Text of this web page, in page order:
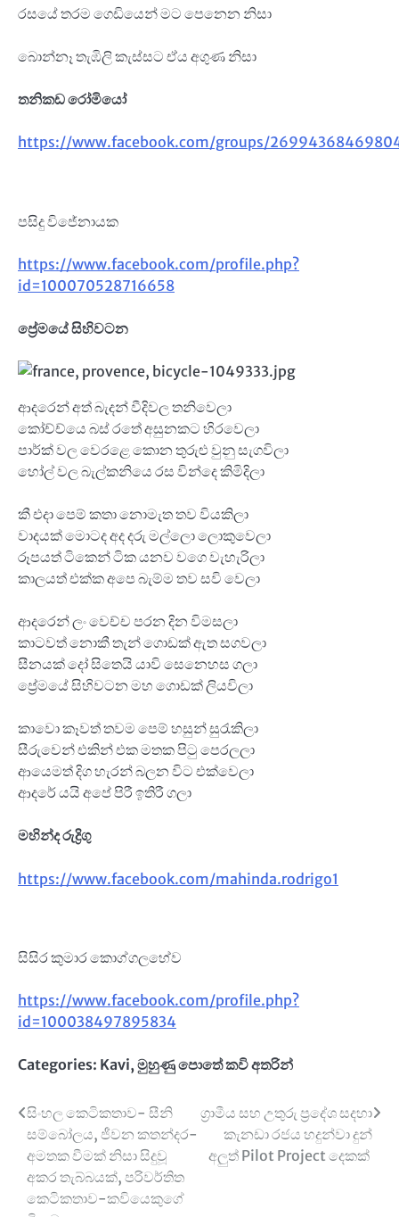
රසයේ තරම ගෙඩියෙන් මට පෙනෙන නිසා
බොන්නෑ තැඹිලි කැස්සට ඒය අගුණ නිසා
තනිකඩ රෝමියෝ
https://www.facebook.com/groups/
පසිදු විජේනායක
https://www.facebook.com/profile.php?
id=100070528716658
ප්‍රේමයේ සිහිවටන
ආදරෙන් අත් බැදන් වීදිවල තනිවෙලා
කෝච්ච්යෙ බස් රතේ අසුනකට හිරවෙලා
පාර්ක් වල වෙරළෙ කොන තුරුළු වුනු සැගවිලා
හෝල් වල බැල්කනියෙ රස වින්දෙ කිමිදිලා
කී එදා පෙම් කතා නොමැත තව වියකිලා
වාදයක් මොටද අද දරු මල්ලො ලොකුවෙලා
රූපයත් ටිකෙන් ටික යනව වගෙ වැහැරිලා
කාලයත් එක්ක අපෙ බැම්ම තව සවි වෙලා
ආදරෙන් ලං වෙච්ච පරන දින විමසලා
කාටවත් නොකී තැන් ගොඩක් ඇත සගවලා
සීනයක් දෝ සිතෙයි යාවි සෙනෙහස ගලා
ප්‍රේමයේ සිහිවටන මහ ගොඩක් ලියවිලා
කාවො කෑවත් තවම පෙම් හසුන් සුරැකිලා
සීරුවෙන් එකින් එක මතක පිටු පෙරලලා
ආයෙමත් දිග හැරන් බලන විට එක්වෙලා
ආදරේ යයි අපේ පිරී ඉතිරී ගලා
මහින්ද රුද්‍රිගු
https://www.facebook.com/mahinda.rodrigo1
සිසිර කුමාර කොග්ගලහේව
https://www.facebook.com/profile.php?
id=100038497895834
Categories: Kavi, මුහුණු පොතේ කවි අතරින්
Post
navigation
සිංහල කෙටිකතාව- සීනි
සම්බෝලය, ජීවන කතන්දර-
අමතක වීමක් නිසා සිදුවූ
අකර තැබ්බයක්, පරිවර්තිත
කෙටිකතාව-කවියෙකුගේ
ග්‍රාමීය සහ උතුරු ප්‍රදේශ සදහා
කැනඩා රජය හදුන්වා දුන්
අලුත් Pilot Project දෙකක්